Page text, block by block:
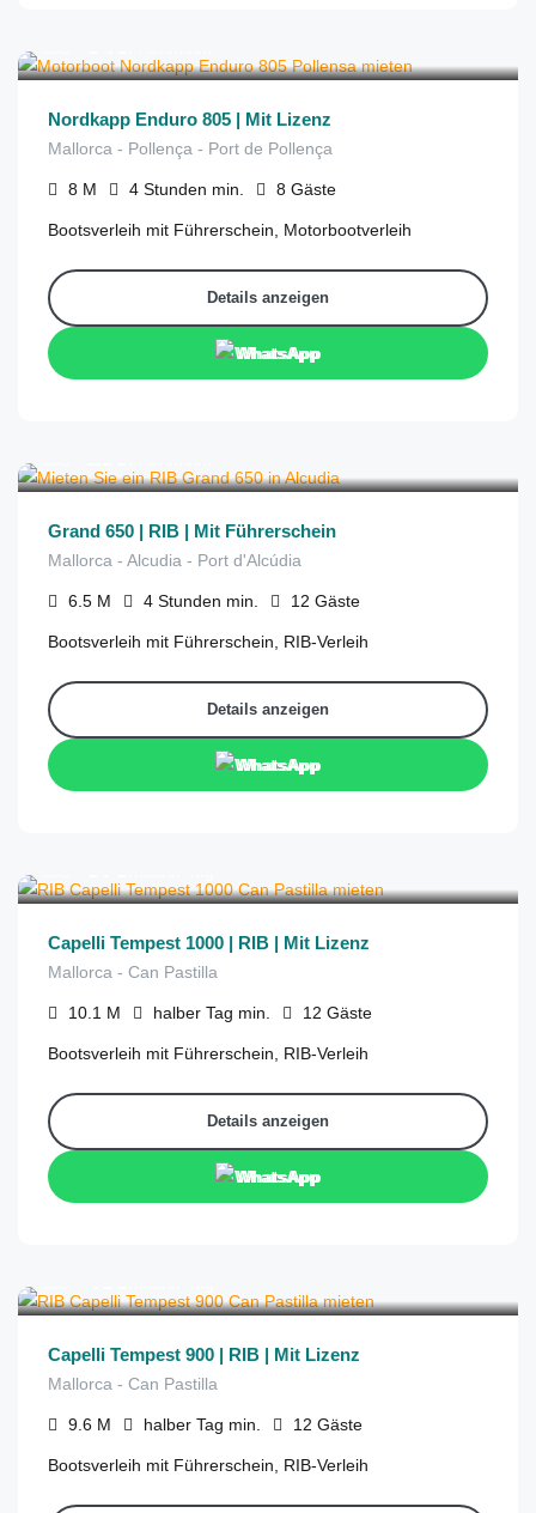
Nordkapp Enduro 805 | Mit Lizenz
Mallorca - Pollença - Port de Pollença
8 M 4 Stunden min. 8 Gäste
Bootsverleih mit Führerschein, Motorbootverleih
Details anzeigen
WhatsApp
Grand 650 | RIB | Mit Führerschein
Mallorca - Alcudia - Port d'Alcúdia
6.5 M 4 Stunden min. 12 Gäste
Bootsverleih mit Führerschein, RIB-Verleih
Details anzeigen
WhatsApp
Capelli Tempest 1000 | RIB | Mit Lizenz
Mallorca - Can Pastilla
10.1 M halber Tag min. 12 Gäste
Bootsverleih mit Führerschein, RIB-Verleih
Details anzeigen
WhatsApp
Capelli Tempest 900 | RIB | Mit Lizenz
Mallorca - Can Pastilla
9.6 M halber Tag min. 12 Gäste
Bootsverleih mit Führerschein, RIB-Verleih